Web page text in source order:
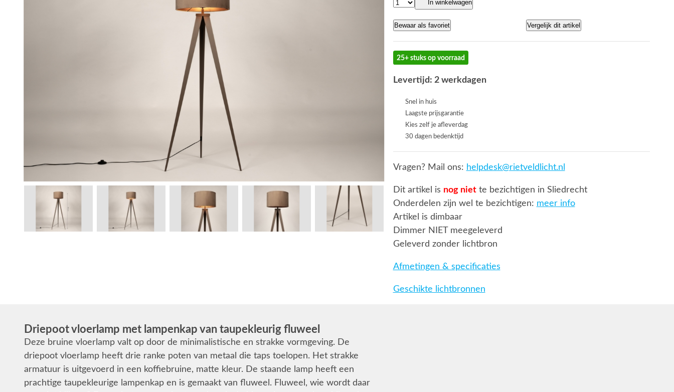
In winkelwagen
Bewaar als favoriet Vergelijk dit artikel
25+ stuks op voorraad
Levertijd: 2 werkdagen
Snel in huis
Laagste prijsgarantie
Kies zelf je afleverdag
30 dagen bedenktijd
Vragen? Mail ons: helpdesk@rietveldlicht.nl
Dit artikel is nog niette bezichtigen in Sliedrecht
Onderdelen zijn wel te bezichtigen: meer info
Artikel is dimbaar
Dimmer NIET meegeleverd
Geleverd zonder lichtbron
Afmetingen & specificaties
Geschikte lichtbronnen
Driepoot vloerlamp met lampenkap van taupekleurig fluweel
Deze bruine vloerlamp valt op door de minimalistische en strakke vormgeving. De
driepoot vloerlamp heeft drie ranke poten van metaal die taps toelopen. Het strakke
armatuur is uitgevoerd in een koffiebruine, matte kleur. De staande lamp heeft een
prachtige taupekleurige lampenkap en is gemaakt van fluweel. Fluweel, wie wordt daar